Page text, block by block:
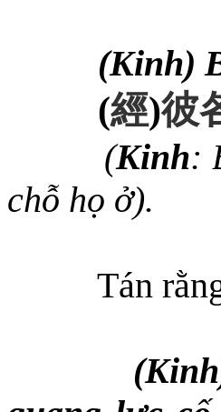
(Kinh)
(經)彼
(Kinh:
chỗ họ ở).
Tán